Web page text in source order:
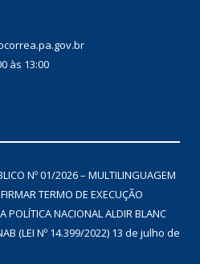
às 13:00
Nº 01/2026 – MULTILINGUAGEM
TERMO DE EXECUÇÃO
POLÍTICA NACIONAL ALDIR BLANC
(LEI Nº 14.399/2022) 13 de julho de